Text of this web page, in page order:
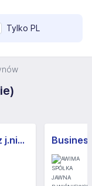
Tylko PL
Specjalista/ka ds. obsługi klienta z j.niemieckim